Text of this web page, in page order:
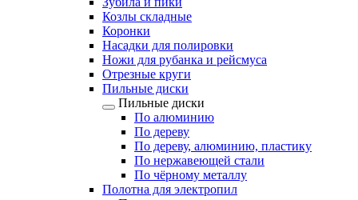
Козлы складные
Коронки
Насадки для полировки
Ножи для рубанка и рейсмуса
Отрезные круги
Пильные диски
Пильные диски
По алюминию
По дереву
По дереву, алюминию, пластику
По нержавеющей стали
По чёрному металлу
Полотна для электропил